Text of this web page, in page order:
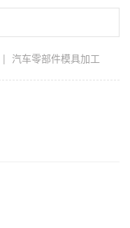
汽车零部件模具加工